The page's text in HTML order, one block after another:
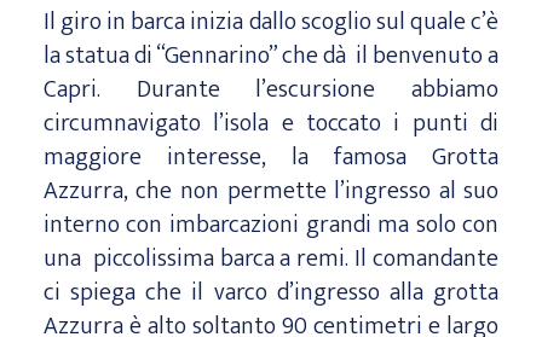
Il giro in barca inizia dallo scoglio sul quale c’è
la statua di “Gennarino” che dà il benvenuto a
Capri. Durante l’escursione abbiamo
circumnavigato l’isola e toccato i punti di
maggiore interesse, la famosa Grotta
Azzurra, che non permette l’ingresso al suo
interno con imbarcazioni grandi ma solo con
una piccolissima barca a remi. Il comandante
ci spiega che il varco d’ingresso alla grotta
Azzurra è alto soltanto 90 centimetri e largo